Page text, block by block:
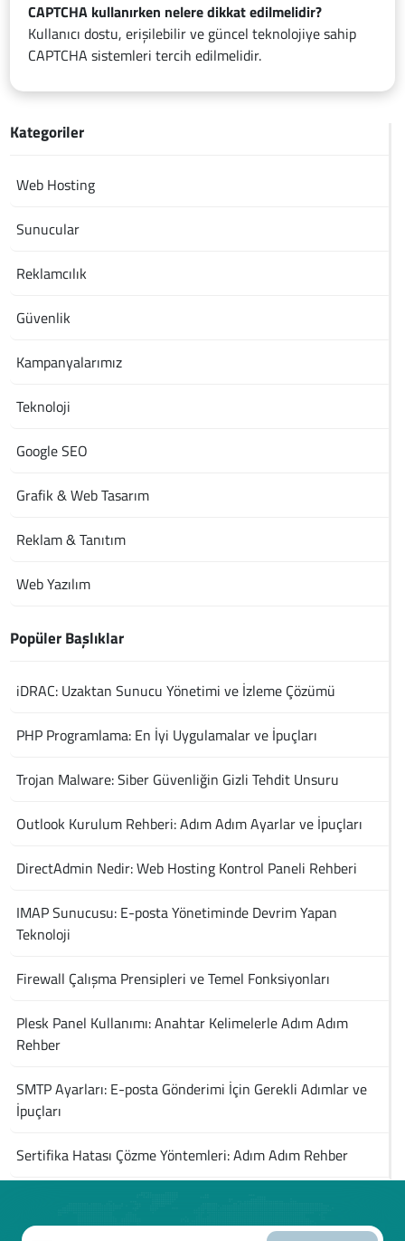
CAPTCHA kullanırken nelere dikkat edilmelidir?
Kullanıcı dostu, erişilebilir ve güncel teknolojiye sahip
CAPTCHA sistemleri tercih edilmelidir.
Kategoriler
Web Hosting
Sunucular
Reklamcılık
Güvenlik
Kampanyalarımız
Teknoloji
Google SEO
Grafik & Web Tasarım
Reklam & Tanıtım
Web Yazılım
Popüler Başlıklar
iDRAC: Uzaktan Sunucu Yönetimi ve İzleme Çözümü
PHP Programlama: En İyi Uygulamalar ve İpuçları
Trojan Malware: Siber Güvenliğin Gizli Tehdit Unsuru
Outlook Kurulum Rehberi: Adım Adım Ayarlar ve İpuçları
DirectAdmin Nedir: Web Hosting Kontrol Paneli Rehberi
IMAP Sunucusu: E-posta Yönetiminde Devrim Yapan
Teknoloji
Firewall Çalışma Prensipleri ve Temel Fonksiyonları
Plesk Panel Kullanımı: Anahtar Kelimelerle Adım Adım
Rehber
SMTP Ayarları: E-posta Gönderimi İçin Gerekli Adımlar ve
İpuçları
Sertifika Hatası Çözme Yöntemleri: Adım Adım Rehber